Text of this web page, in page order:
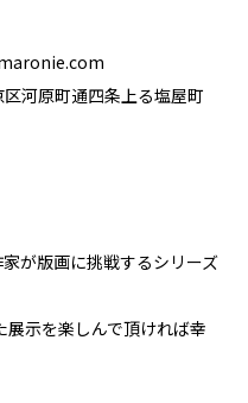
河原町通四条上る塩屋町
が版画に挑戦するシリーズ
示を楽しんで頂ければ幸